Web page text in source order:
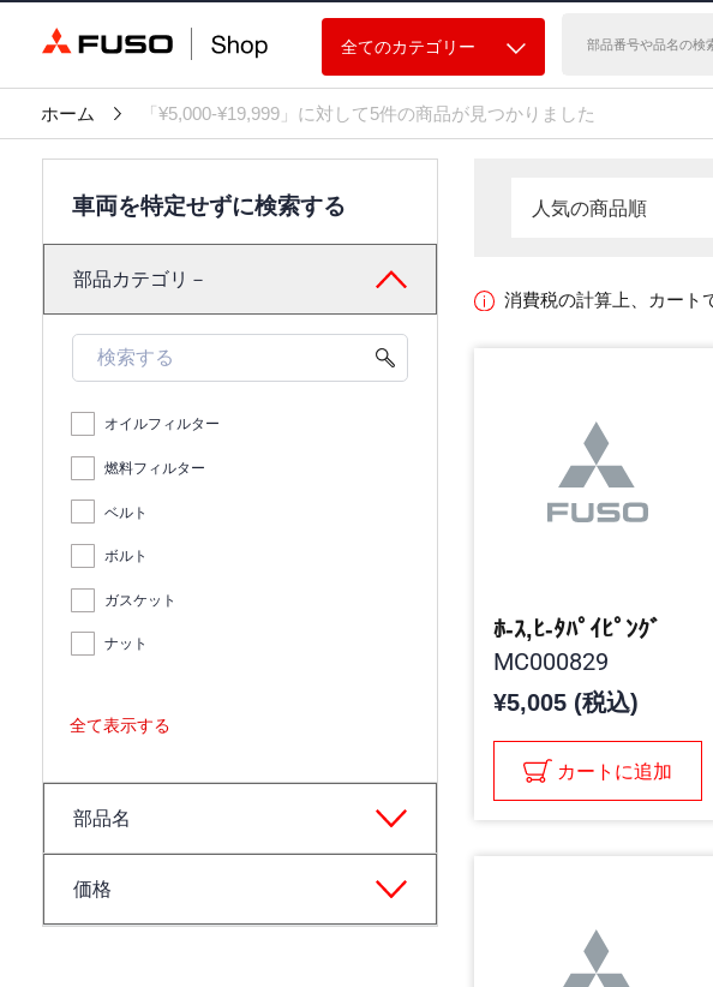
全てのカテゴリー
ホーム 「¥5,000-¥19,999」に対して5件の商品が見つかりました
車両を特定せずに検索する
部品カテゴリ－
オイルフィルター
燃料フィルター
ベルト
ボルト
ガスケット
ナット
全て表示する
部品名
価格
人気の商品順
消費税の計算上、カート
ﾎ-ｽ,ﾋ-ﾀﾊﾟｲﾋﾟﾝｸﾞ
MC000829
¥5,005 (税込)
カートに追加